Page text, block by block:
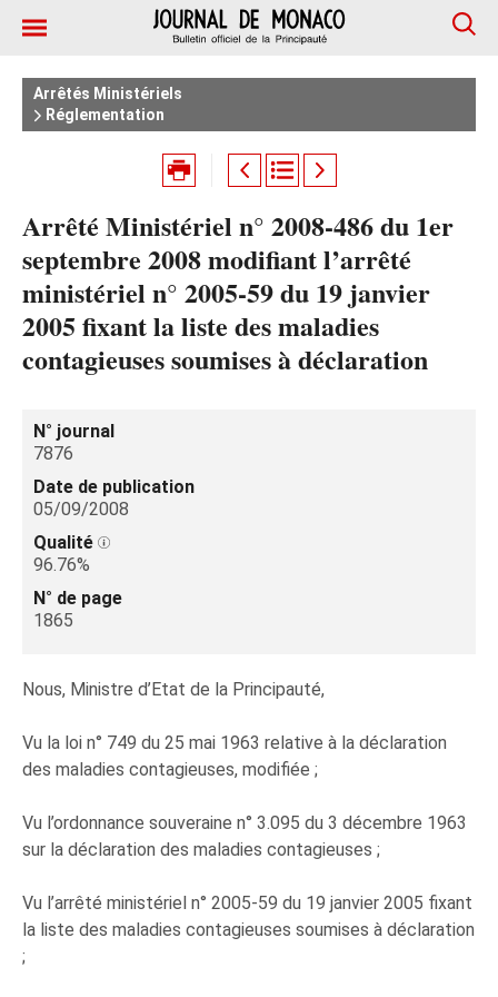
Arrêtés Ministériels
Réglementation
Arrêté Ministériel n° 2008-486 du 1er
septembre 2008 modifiant l’arrêté
ministériel n° 2005-59 du 19 janvier
2005 fixant la liste des maladies
contagieuses soumises à déclaration
N° journal
7876
Date de publication
05/09/2008
Qualité
96.76%
N° de page
1865
Nous, Ministre d’Etat de la Principauté,
Vu la loi n° 749 du 25 mai 1963 relative à la déclaration
des maladies contagieuses, modifiée ;
Vu l’ordonnance souveraine n° 3.095 du 3 décembre 1963
sur la déclaration des maladies contagieuses ;
Vu l’arrêté ministériel n° 2005-59 du 19 janvier 2005 fixant
la liste des maladies contagieuses soumises à déclaration
;